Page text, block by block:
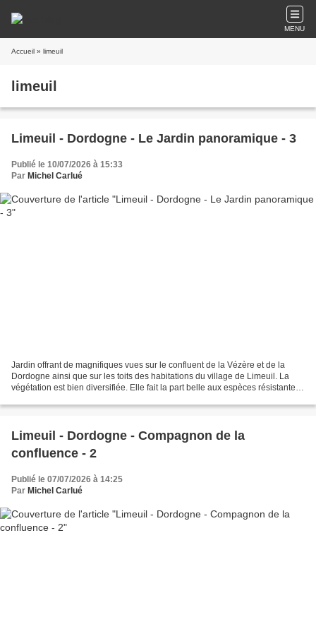
MENU
Accueil » limeuil
limeuil
Limeuil - Dordogne - Le Jardin panoramique - 3
Publié le 10/07/2026 à 15:33
Par Michel Carlué
Jardin offrant de magnifiques vues sur le confluent de la Vézère et de la
Dordogne ainsi que sur les toits des habitations du village de Limeuil. La
végétation est bien diversifiée. Elle fait la part belle aux espèces résistantes
Limeuil - Dordogne - Compagnon de la
confluence - 2
Publié le 07/07/2026 à 14:25
Par Michel Carlué